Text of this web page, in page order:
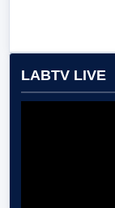
LABTV LIVE